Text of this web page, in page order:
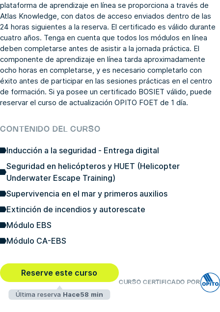
plataforma de aprendizaje en línea se proporciona a través de
Atlas Knowledge, con datos de acceso enviados dentro de las
24 horas siguientes a la reserva. El certificado es válido durante
cuatro años. Tenga en cuenta que todos los módulos en línea
deben completarse antes de asistir a la jornada práctica. El
componente de aprendizaje en línea tarda aproximadamente
ocho horas en completarse, y es necesario completarlo con
éxito antes de participar en las sesiones prácticas en el centro
de formación. Si ya posee un certificado BOSIET válido, puede
reservar el curso de actualización OPITO FOET de 1 día.
CONTENIDO DEL CURSO
Inducción a la seguridad - Entrega digital
Seguridad en helicópteros y HUET (Helicopter
Underwater Escape Training)
Supervivencia en el mar y primeros auxilios
Extinción de incendios y autorescate
Módulo EBS
Módulo CA-EBS
Reserve este curso
Última reserva Hace58 min
CURSO CERTIFICADO POR